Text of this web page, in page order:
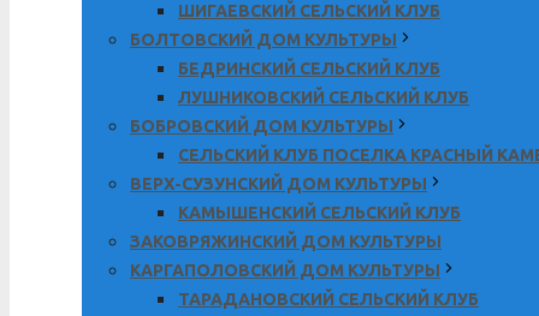
ШИГАЕВСКИЙ СЕЛЬСКИЙ КЛУБ
БОЛТОВСКИЙ ДОМ КУЛЬТУРЫ
БЕДРИНСКИЙ СЕЛЬСКИЙ КЛУБ
ЛУШНИКОВСКИЙ СЕЛЬСКИЙ КЛУБ
БОБРОВСКИЙ ДОМ КУЛЬТУРЫ
СЕЛЬСКИЙ КЛУБ ПОСЕЛКА КРАСНЫЙ
ВЕРХ-СУЗУНСКИЙ ДОМ КУЛЬТУРЫ
КАМЫШЕНСКИЙ СЕЛЬСКИЙ КЛУБ
ЗАКОВРЯЖИНСКИЙ ДОМ КУЛЬТУРЫ
КАРГАПОЛОВСКИЙ ДОМ КУЛЬТУРЫ
ТАРАДАНОВСКИЙ СЕЛЬСКИЙ КЛУБ